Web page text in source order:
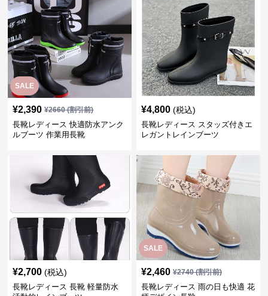
SALE
¥2,390 ¥2660(割引前)
長靴レディース 快適防水アンク
ルブーツ 作業用長靴
¥4,800 (税込)
長靴レディース スタッズ付きエ
レガントレインブーツ
¥2,700 (税込)
長靴レディース 長靴 軽量防水
SALE
¥2,460 ¥2740(割引前)
長靴レディース 雨の日も快適 花